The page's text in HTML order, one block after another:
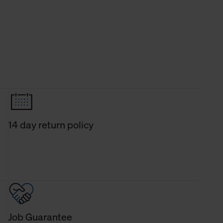
14 day return policy
Job Guarantee